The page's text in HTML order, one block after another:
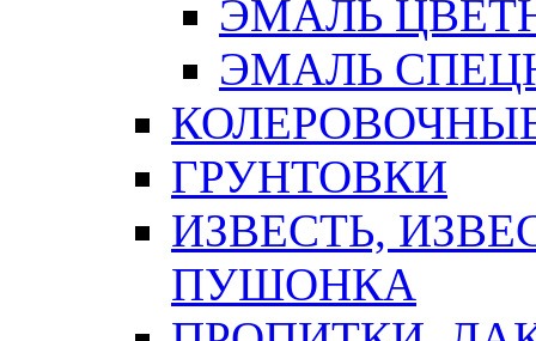
ЭМАЛЬ
ЭМАЛЬ
ГРУНТОВКИ
ИЗВЕСТЬ,
ПУШОНКА